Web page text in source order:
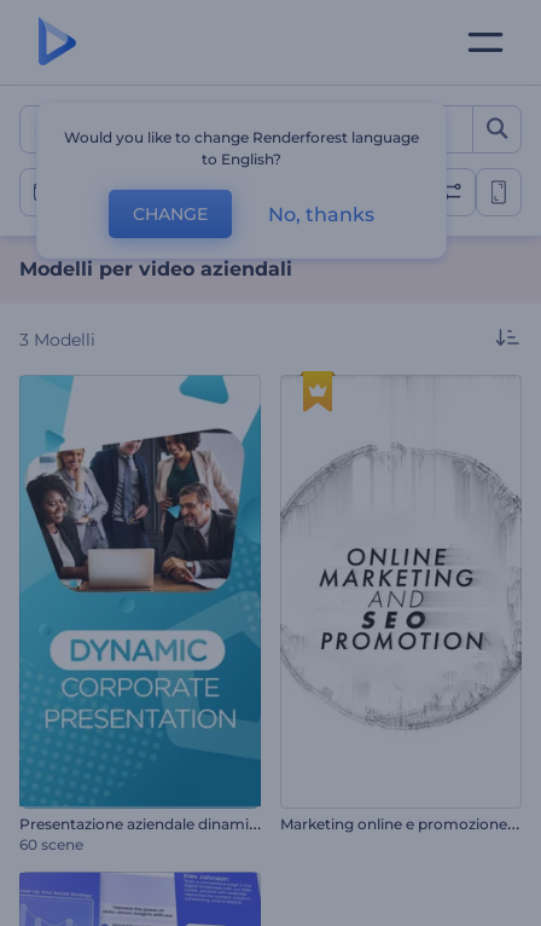
Modelli per video
Video aziendali
Modelli per video aziendali
3 Modelli
P
resentazione aziendale dinamica
60 scene
M
arketing online e promozione SEO
Would you like to change Renderforest language
to English?
CHANGE No, thanks